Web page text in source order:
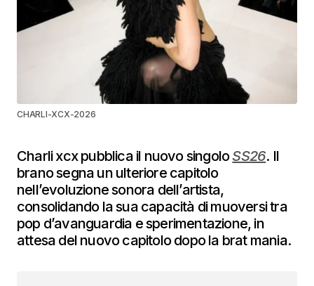
CHARLI-XCX-2026
Charli xcx pubblica il nuovo singoloSS26. Il
brano segna un ulteriore capitolo
nell’evoluzione sonora dell’artista,
consolidando la sua capacità di muoversi tra
pop d’avanguardia e sperimentazione, in
attesa del nuovo capitolo dopo la brat mania.